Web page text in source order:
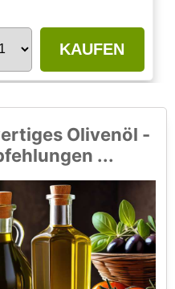
KAUFEN
Olivenöl -
...